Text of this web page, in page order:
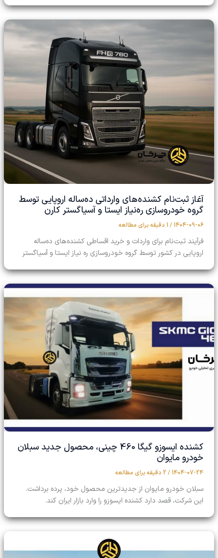
آغاز ثبت‌نام کشنده‌های وارداتی ده‌ساله اروپایی توسط
گروه خودروسازی ره‌نیاز ایستا و آسیاگستر کارن
1404-09-06
/1 دقیقه برای مطالعه
فرآیند ثبت‌نام برای واردات و خرید اقساطی کشنده‌های ده‌ساله
اروپایی در کشور توسط گروه خودروسازی ره نیاز ایستا و آسیاگستر
کشنده ایسوزو گیگا 460 چینی، محصول جدید سبلان
خودرو مایوان
1404-07-24
/ 2 دقیقه برای مطالعه
سبلان خودرو مایوان از جدیدترین محصول خود، پرده برداشت.
این شرکت، قصد دارد کشنده ایسوزو را وارد بازار ایران کند.